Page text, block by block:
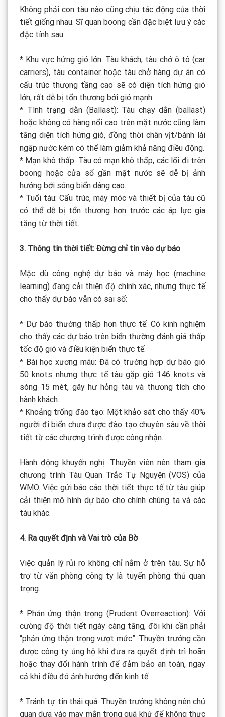
Không phải con tàu nào cũng chịu tác động của thời
tiết giống nhau. Sĩ quan boong cần đặc biệt lưu ý các
đặc tính sau:
* Khu vực hứng gió lớn: Tàu khách, tàu chở ô tô (car
carriers), tàu container hoặc tàu chở hàng dự án có
cấu trúc thượng tầng cao sẽ có diện tích hứng gió
lớn, rất dễ bị tổn thương bởi gió mạnh.
* Tình trạng dằn (Ballast): Tàu chạy dằn (ballast)
hoặc không có hàng nổi cao trên mặt nước cũng làm
tăng diện tích hứng gió, đồng thời chân vịt/bánh lái
ngập nước kém có thể làm giảm khả năng điều động.
* Mạn khô thấp: Tàu có mạn khô thấp, các lối đi trên
boong hoặc cửa sổ gần mặt nước sẽ dễ bị ảnh
hưởng bởi sóng biển dâng cao.
* Tuổi tàu: Cấu trúc, máy móc và thiết bị của tàu cũ
có thể dễ bị tổn thương hơn trước các áp lực gia
tăng từ thời tiết.
3. Thông tin thời tiết: Đừng chỉ tin vào dự báo
Mặc dù công nghệ dự báo và máy học (machine
learning) đang cải thiện độ chính xác, nhưng thực tế
cho thấy dự báo vẫn có sai số:
* Dự báo thường thấp hơn thực tế: Có kinh nghiệm
cho thấy các dự báo trên biển thường đánh giá thấp
tốc độ gió và điều kiện biển thực tế.
* Bài học xương máu: Đã có trường hợp dự báo gió
50 knots nhưng thực tế tàu gặp gió 146 knots và
sóng 15 mét, gây hư hỏng tàu và thương tích cho
hành khách.
* Khoảng trống đào tạo: Một khảo sát cho thấy 40%
người đi biển chưa được đào tạo chuyên sâu về thời
tiết từ các chương trình được công nhận.
Hành động khuyến nghị: Thuyền viên nên tham gia
chương trình Tàu Quan Trắc Tự Nguyện (VOS) của
WMO. Việc gửi báo cáo thời tiết thực tế từ tàu giúp
cải thiện mô hình dự báo cho chính chúng ta và các
tàu khác.
4. Ra quyết định và Vai trò của Bờ
Việc quản lý rủi ro không chỉ nằm ở trên tàu. Sự hỗ
trợ từ văn phòng công ty là tuyến phòng thủ quan
trọng.
* Phản ứng thận trọng (Prudent Overreaction): Với
cường độ thời tiết ngày càng tăng, đôi khi cần phải
“phản ứng thận trọng vượt mức”. Thuyền trưởng cần
được công ty ủng hộ khi đưa ra quyết định trì hoãn
hoặc thay đổi hành trình để đảm bảo an toàn, ngay
cả khi điều đó ảnh hưởng đến kinh tế.
* Tránh tự tin thái quá: Thuyền trưởng không nên chủ
quan dựa vào may mắn trong quá khứ để không thực